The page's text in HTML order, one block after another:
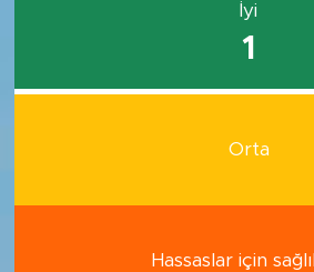
İyi
1
Orta
Hassaslar için